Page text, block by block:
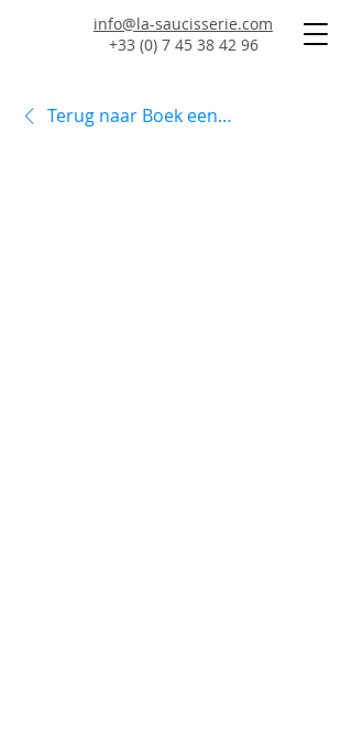
info@la-saucisserie.com
+33 (0) 7 45 38 42 96
Terug naar Boek een Gite